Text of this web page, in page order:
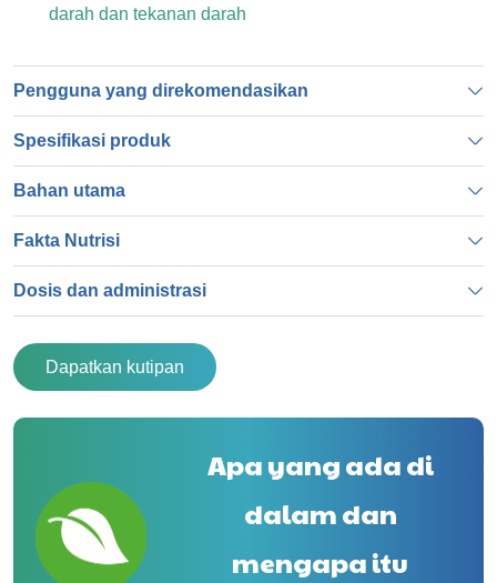
darah dan tekanan darah
Pengguna yang direkomendasikan
Spesifikasi produk
Bahan utama
Fakta Nutrisi
Dosis dan administrasi
Dapatkan kutipan
Apa yang ada di
dalam dan
mengapa itu